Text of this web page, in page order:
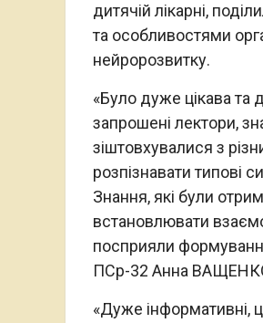
дитячій лікарні,
та особливостями
нейророзвитку.
«Було дуже цікава та
запрошені лектори,
зіштовхувалися з
розпізнавати типові
Знання, які були
встановлювати
посприяли
ПСр-32 Анна
«Дуже інформативні,